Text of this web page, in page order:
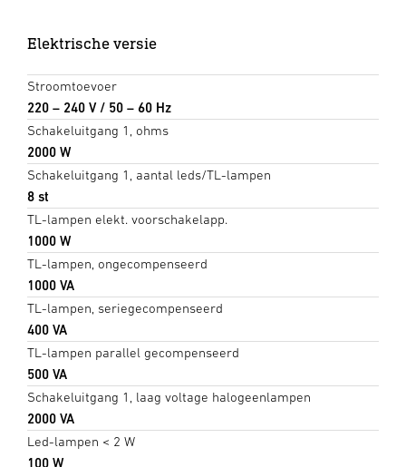
Elektrische versie
Stroomtoevoer
220 – 240 V / 50 – 60 Hz
Schakeluitgang 1, ohms
2000 W
Schakeluitgang 1, aantal leds/TL-lampen
8 st
TL-lampen elekt. voorschakelapp.
1000 W
TL-lampen, ongecompenseerd
1000 VA
TL-lampen, seriegecompenseerd
400 VA
TL-lampen parallel gecompenseerd
500 VA
Schakeluitgang 1, laag voltage halogeenlampen
2000 VA
Led-lampen < 2 W
100 W